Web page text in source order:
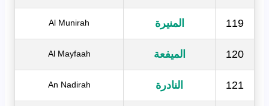
119 المنيرة Al Munirah
120 الميفعة Al Mayfaah
121 النادرة An Nadirah